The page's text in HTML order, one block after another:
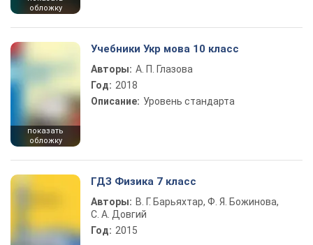
обложку
показать
обложку
Учебники Укр мова 10 класс
Авторы: А. П. Глазова
Год: 2018
Описание: Уровень стандарта
ГДЗ Физика 7 класс
Авторы: В. Г. Барьяхтар, Ф. Я. Божинова,
С. А. Довгий
Год: 2015